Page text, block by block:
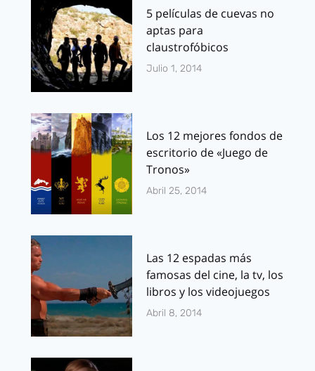
5 películas de cuevas no
aptas para
claustrofóbicos
Julio 1, 2014
Los 12 mejores fondos de
escritorio de «Juego de
Tronos»
Abril 25, 2014
Las 12 espadas más
famosas del cine, la tv, los
libros y los videojuegos
Abril 8, 2014